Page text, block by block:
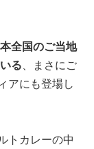
全国のご当地
る、まさにご
アにも登場し
トカレーの中